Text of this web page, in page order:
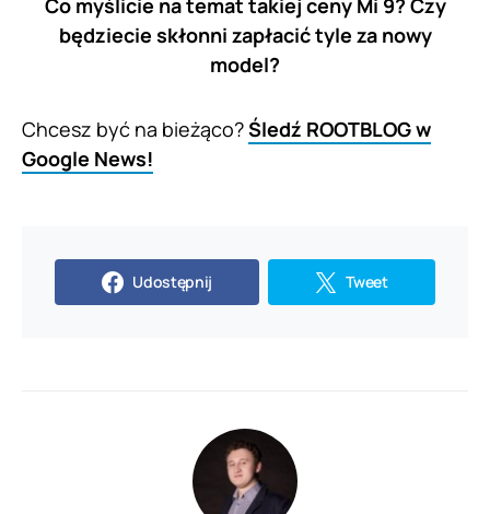
będziecie skłonni zapłacić tyle za nowy
model?
Chcesz być na bieżąco?Śledź ROOTBLOG w
Google News!
Udostępnij Tweet